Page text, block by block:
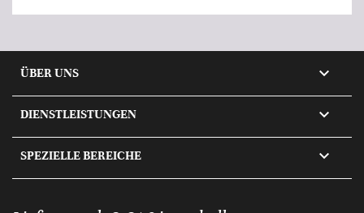
ÜBER UNS 
DIENSTLEISTUNGEN 
SPEZIELLE BEREICHE 